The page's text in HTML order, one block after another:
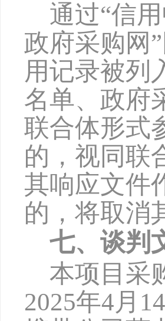
通过“信
政府采购网
用记录被列
名单、政府
联合体形式
的，视同联
其响应文件
的，将取消
七、谈判
本项目采
2025年4月 14